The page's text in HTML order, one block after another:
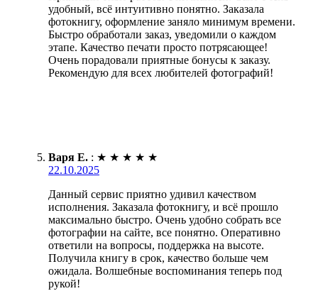
удобный, всё интуитивно понятно. Заказала
фотокнигу, оформление заняло минимум времени.
Быстро обработали заказ, уведомили о каждом
этапе. Качество печати просто потрясающее!
Очень порадовали приятные бонусы к заказу.
Рекомендую для всех любителей фотографий!
Варя Е. : ★ ★ ★ ★ ★
22.10.2025
Данный сервис приятно удивил качеством
исполнения. Заказала фотокнигу, и всё прошло
максимально быстро. Очень удобно собрать все
фотографии на сайте, все понятно. Оперативно
ответили на вопросы, поддержка на высоте.
Получила книгу в срок, качество больше чем
ожидала. Волшебные воспоминания теперь под
рукой!